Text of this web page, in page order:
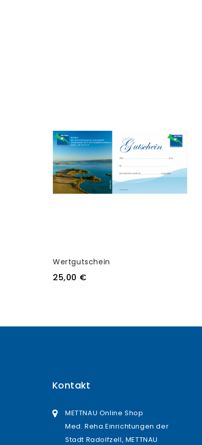
Wertgutschein
25,00 €
Kontakt
METTNAU Online Shop
Med. Reha.Einrichtungen der
Stadt Radolfzell, METTNAU